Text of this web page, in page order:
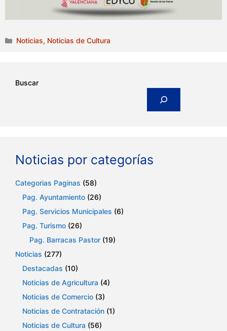
Categorías
Noticias, Noticias de Cultura
Buscar
Noticias por categorías
Categorias Paginas (58)
Pag. Ayuntamiento (26)
Pag. Servicios Municipales (6)
Pag. Turismo (26)
Pag. Barracas Pastor (19)
Noticias (277)
Destacadas (10)
Noticias de Agricultura (4)
Noticias de Comercio (3)
Noticias de Contratación (1)
Noticias de Cultura (56)